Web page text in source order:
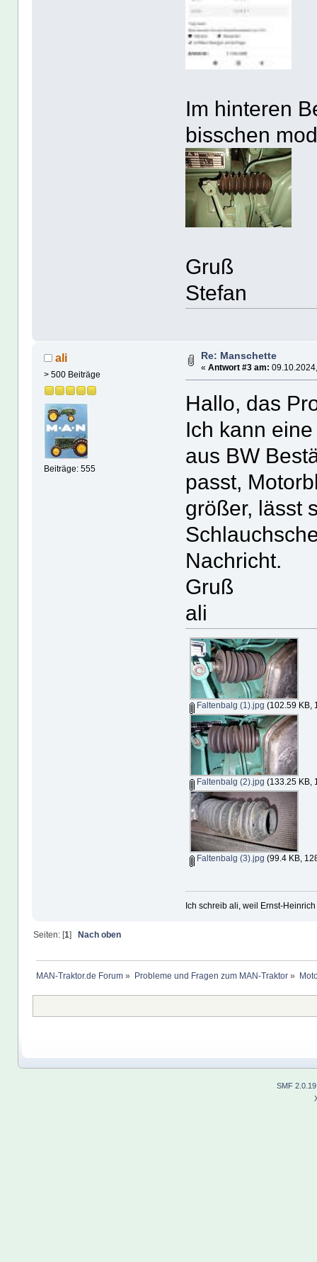
Im hinteren
bisschen
Gruß
Stefan
ali
> 500 Beiträge
Beiträge: 555
Re: Manschette
« Antwort #3 am:
Hallo, das
Ich kann
aus BW
passt,
größer, lässt
Nachricht.
Gruß
ali
Faltenbalg (1).jpg (102.59 KB,
Faltenbalg (2).jpg (133.25 KB,
Faltenbalg (3).jpg (99.4 KB,
Ich schreib ali, weil Ernst-
Seiten: [1] Nach oben
MAN-Traktor.de Forum » Probleme und Fragen zum MAN-Traktor »
SMF 2.0.19